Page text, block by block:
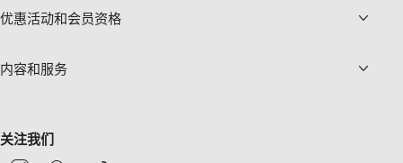
优惠活动和会员资格
内容和服务
关注我们